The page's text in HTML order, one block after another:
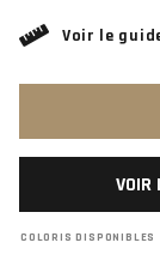
Voir le
COLORIS DISPONIBLES